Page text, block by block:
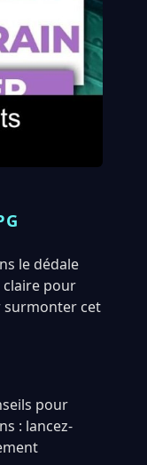
le dédale
claire pour
surmonter cet
pour
: lancez-